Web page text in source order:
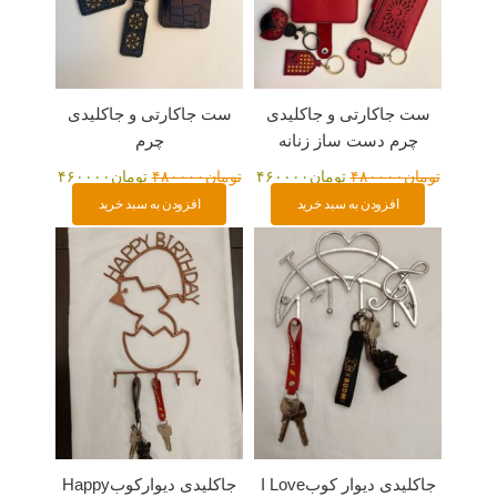
ست جاکارتی و جاکلیدی
چرم دست ساز زنانه
تومان۴۸۰۰۰۰ تومان ۴۶۰۰۰۰
افزودن به سبد خرید
ست جاکارتی و جاکلیدی
چرم
تومان۴۸۰۰۰۰ تومان ۴۶۰۰۰۰
افزودن به سبد خرید
جاکلیدی دیوار کوبI Love
جاکلیدی دیوارکوبHappy